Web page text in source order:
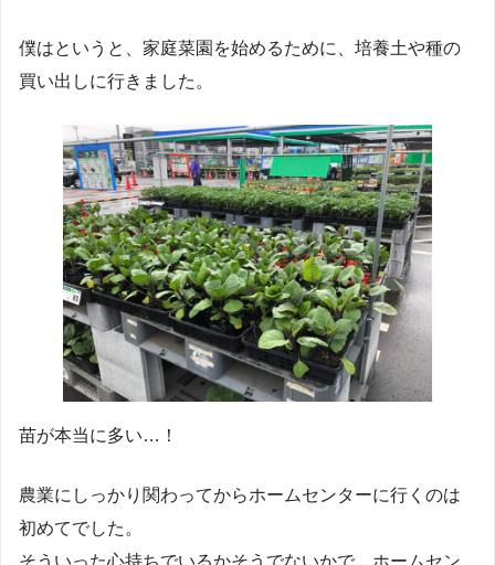
僕はというと、家庭菜園を始めるために、培養土や種の
買い出しに行きました。
苗が本当に多い…！
農業にしっかり関わってからホームセンターに行くのは
初めてでした。
そういった心持ちでいるかそうでないかで、ホームセン